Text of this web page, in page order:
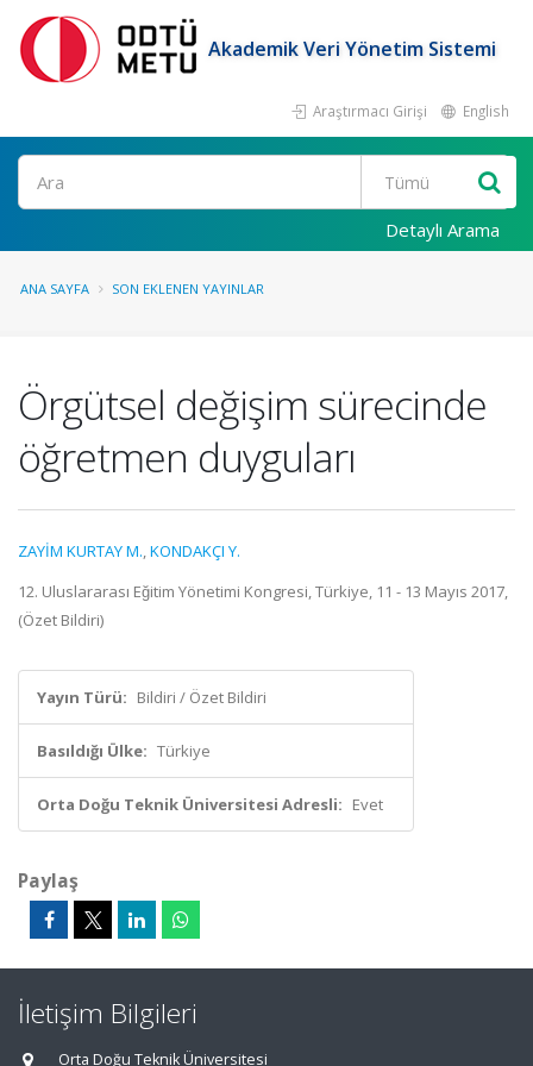
Akademik Veri Yönetim Sistemi
Araştırmacı Girişi English
Ara
Detaylı Arama
ANA SAYFA SON EKLENEN YAYINLAR
Örgütsel değişim sürecinde
öğretmen duyguları
ZAYİM KURTAY M.,KONDAKÇI Y.
12. Uluslararası Eğitim Yönetimi Kongresi, Türkiye, 11 - 13 Mayıs 2017,
(Özet Bildiri)
Yayın Türü: Bildiri / Özet Bildiri
Basıldığı Ülke: Türkiye
Orta Doğu Teknik Üniversitesi Adresli: Evet
Paylaş
İletişim Bilgileri
Orta Doğu Teknik Üniversitesi